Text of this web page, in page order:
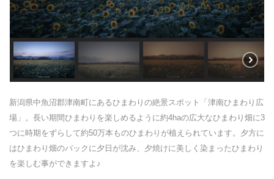
新潟県中魚沼郡津南町にあるひまわりの絶景スポット「津南ひまわり広
場」。長い期間ひまわりを楽しめるように約4haの広大なひまわり畑に3
つに時期をずらして約50万本ものひまわりが植えられています。夕方に
はひまわり畑のバックに夕日が沈み、夕焼けに美しく染まったひまわり
を楽しむ事ができますよ♪